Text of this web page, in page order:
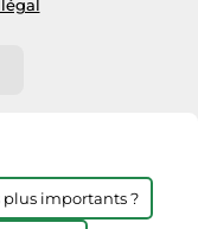
plus importants ?